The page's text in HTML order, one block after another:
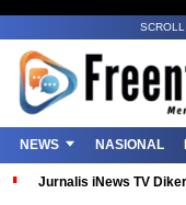
NEWS NASIONAL
Jurnalis iNews TV